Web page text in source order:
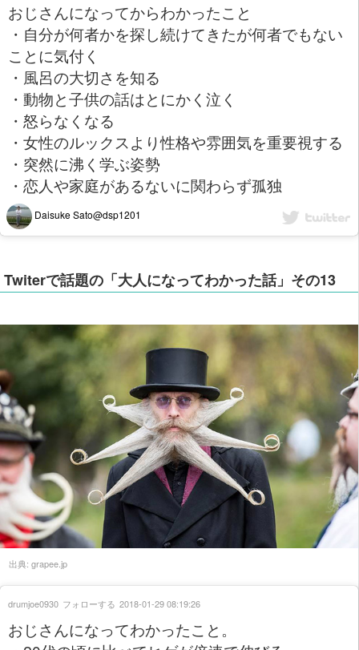
おじさんになってからわかったこと
・自分が何者かを探し続けてきたが何者でもない
ことに気付く
・風呂の大切さを知る
・動物と子供の話はとにかく泣く
・怒らなくなる
・女性のルックスより性格や雰囲気を重要視する
・突然に沸く学ぶ姿勢
・恋人や家庭があるないに関わらず孤独
Daisuke Sato@dsp1201
Twiterで話題の「大人になってわかった話」その13
出典: grapee.jp
おじさんになってわかったこと。
drumjoe0930 フォローする 2018-01-29 08:19:26